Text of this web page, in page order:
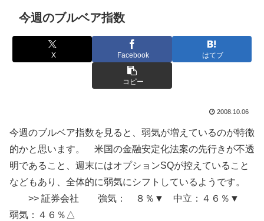
今週のブルベア指数
X Facebook はてブ
コピー
2008.10.06
今週のブルベア指数を見ると、弱気が増えているのが特徴
的かと思います。 米国の金融安定化法案の先行きが不透
明であること、週末にはオプションSQが控えていること
などもあり、全体的に弱気にシフトしているようです。
>> 証券会社 強気： ８％▼ 中立：４６％▼
弱気：４６％△